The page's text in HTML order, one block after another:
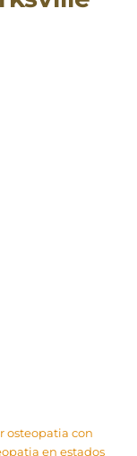
osteopatia con
en estados